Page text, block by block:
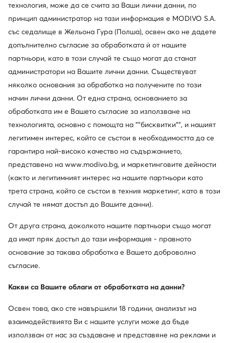
технология, може да се счита за Ваши лични данни, по
принцип администратор на тази информация е MODIVO S.A.
със седалище в Жельона Гура (Полша), освен ако не дадете
допълнително съгласие за обработката ѝ от нашите
партньори, като в този случай те също могат да станат
администратори на Вашите лични данни. Съществуват
няколко основания за обработка на получените по този
начин лични данни. От една страна, основанието за
обработката им е Вашето съгласие за използване на
технологията, основно с помощта на ""бисквитки"", и нашият
легитимен интерес, който се състои в необходимостта да се
гарантира най-високо качество на съдържанието,
представено на www.modivo.bg, и маркетинговите дейности
(както и легитимният интерес на нашите партньори като
трета страна, който се състои в техния маркетинг, като в този
случай те нямат достъп до Вашите данни).
От друга страна, доколкото нашите партньори също могат
да имат пряк достъп до тази информация - правното
основание за такава обработка е Вашето доброволно
съгласие.
Какви са Вашите облаги от обработката на данни?
Освен това, ако сте навършили 18 години, анализът на
взаимодействията Ви с нашите услуги може да бъде
използван от нас за създаване и представяне на реклами и